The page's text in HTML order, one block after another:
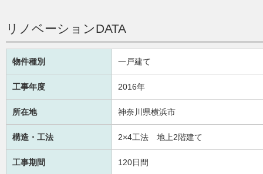
リノベーションDATA
物件種別 一戸建て
工事年度 2016年
所在地 神奈川県横浜市
構造・工法 2×4工法 地上2階建て
工事期間 120日間